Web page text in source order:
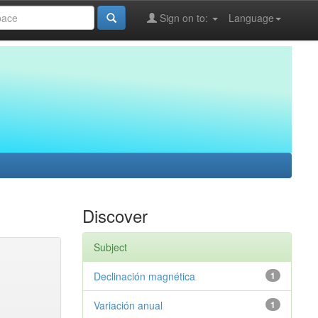
Language
Sign on to:
Discover
Subject
1
Declinación magnética
1
Variación anual